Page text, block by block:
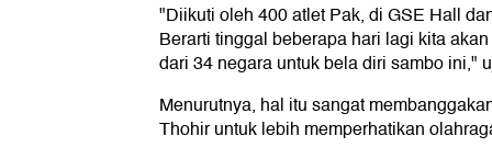
"Diikuti oleh 400 atlet Pak, di GSE Hall
Berarti tinggal beberapa hari lagi kita
dari 34 negara untuk bela diri sambo ini,"
Menurutnya, hal itu sangat
Thohir untuk lebih memperhatikan